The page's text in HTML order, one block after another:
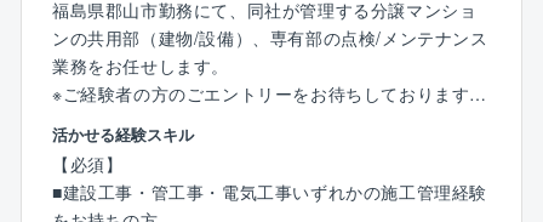
株式会社大京のグループ会社であり、分譲マンション
（サーパスマンション）の管理を中心とした建物の維
持管理業を全国で展開しており、毎年管理戸数受注実
績を着実に伸ばしています。
【事業概要】
グループで展開する「サーパスマンション」をはじ
福島県郡山市勤務にて、同社が管理する分譲マンショ
ンの共用部（建物/設備）、専有部の点検/メンテナンス
業務をお任せします。
※ご経験者の方のごエントリーをお待ちしております
【具体的な業務内容】
■工事提案：フロント担当(営業)と共に管理組合に対し
工事提案(工事の内容の説明／プレゼンテーション)を行
活かせる経験スキル
【必須】
■建設工事・管工事・電気工事いずれかの施工管理経験